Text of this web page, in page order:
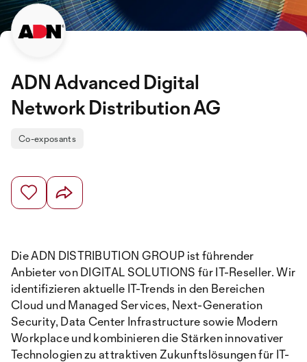
ADN Advanced Digital
Network Distribution AG
Co-exposants
Die ADN DISTRIBUTION GROUP ist führender
Anbieter von DIGITAL SOLUTIONS für IT-Reseller. Wir
identifizieren aktuelle IT-Trends in den Bereichen
Cloud und Managed Services, Next-Generation
Security, Data Center Infrastructure sowie Modern
Workplace und kombinieren die Stärken innovativer
Technologien zu attraktiven Zukunftslösungen für IT-